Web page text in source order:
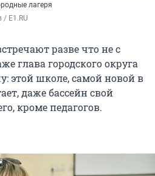
лагеря
E1.RU
разве что не с
глава городского округа
этой школе, самой новой в
даже бассейн свой
кроме педагогов.